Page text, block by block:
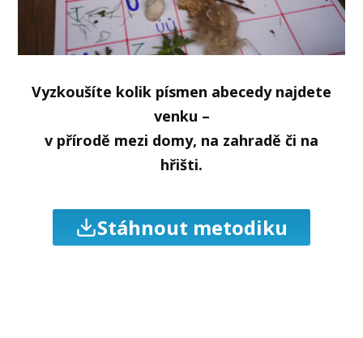
Vyzkoušíte kolik písmen abecedy najdete
venku –
v přírodě mezi domy, na zahradě či na
hřišti.
Stáhnout metodiku